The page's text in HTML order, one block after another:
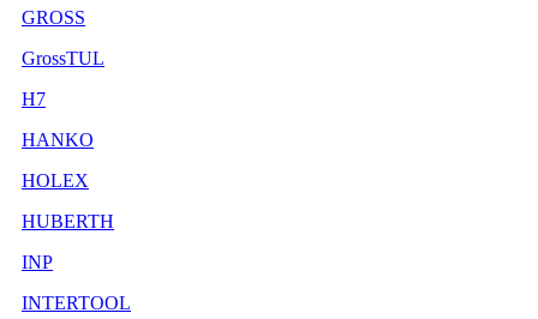
GROSS
GrossTUL
H7
HANKO
HOLEX
HUBERTH
INP
INTERTOOL